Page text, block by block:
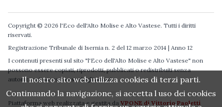
Copyright © 2026 l'Eco dell'Alto Molise e Alto Vastese. Tutti i diritti
riservati.
Registrazione Tribunale di Isernia n. 2 del 12 marzo 2014 | Anno 12
I contenuti presenti sul sito "l'Eco dell'Alto Molise e Alto Vastese" non
possono essere copiati, riprodotti, pubblicati o redistribuiti senza
autorizzazione espressa degli autori.
Piattaforma web realizzata e gestita da VPONE di Vittorio Paoletti
Il nostro sito web utilizza cookies di terzi parti.
Continuando la navigazione, si accetta l uso dei cookies